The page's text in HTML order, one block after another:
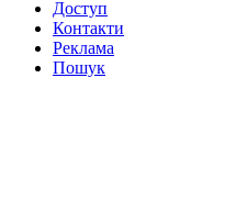
Доступ
Контакти
Реклама
Пошук